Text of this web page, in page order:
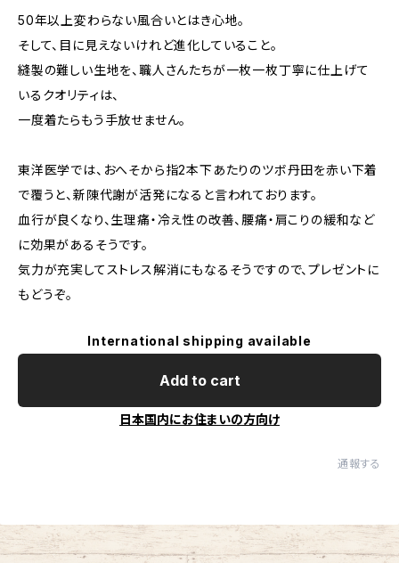
50年以上変わらない風合いとはき心地。
そして、目に見えないけれど進化していること。
縫製の難しい生地を、職人さんたちが一枚一枚丁寧に仕上げて
いるクオリティは、
一度着たらもう手放せません。
東洋医学では、おへそから指2本下あたりのツボ丹田を赤い下着
で覆うと、新陳代謝が活発になると言われております。
血行が良くなり、生理痛・冷え性の改善、腰痛・肩こりの緩和など
に効果があるそうです。
気力が充実してストレス解消にもなるそうですので、プレゼントに
もどうぞ。
International shipping available
Add to cart
日本国内にお住まいの方向け
通報する